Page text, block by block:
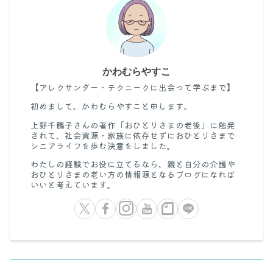
かわむらやすこ
【アレクサンダー・テクニークに出会って学ぶまで】
初めまして。かわむらやすこと申します。
上野千鶴子さんの著作「おひとりさまの老後」に触発
されて、社会資源・家族に依存せずにおひとりさまで
シニアライフを歩む決意をしました。
わたしの経験でお役に立てるなら、親と自分の介護や
おひとりさまの老い方の情報源となるブログになれば
いいと考えています。